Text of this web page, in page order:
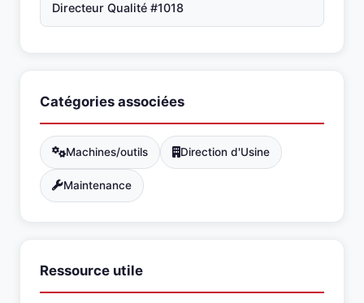
Directeur Qualité #1018
Catégories associées
Machines/outils Direction d'Usine
Maintenance
Ressource utile